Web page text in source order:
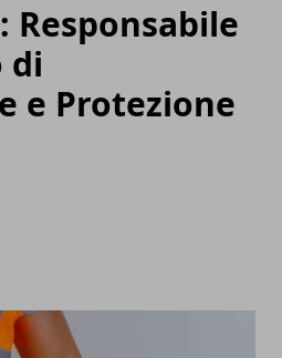
Responsabile
di
e Protezione